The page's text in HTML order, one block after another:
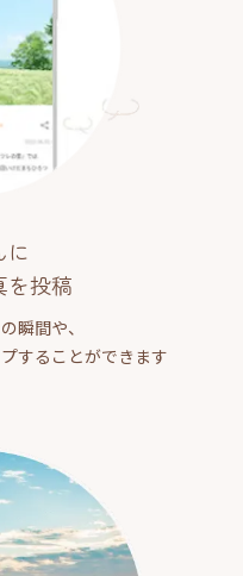
に
を投稿
瞬間や、
することができます